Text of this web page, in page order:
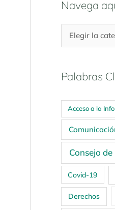
Navega
Palabras
Acceso a la
Consejo
Covid-19
Derechos